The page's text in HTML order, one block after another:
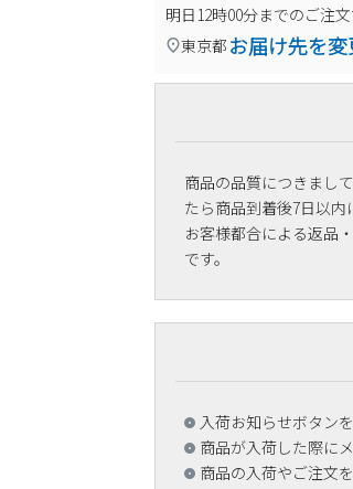
明日12時00分までのご注
東京都 お届け先を変
商品の品質につきまし
たら商品到着後7日以内
お客様都合による返品
です。
入荷お知らせボタン
商品が入荷した際に
商品の入荷やご注文